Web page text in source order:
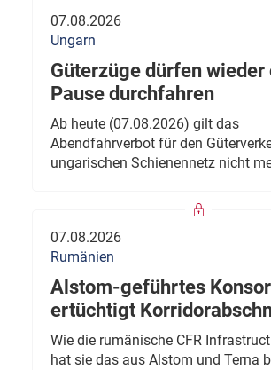
07.08.2026
Ungarn
Güterzüge dürfen wieder
Pause durchfahren
Ab heute (07.08.2026) gilt das
Abendfahrverbot für den
ungarischen Schienennetz nicht
07.08.2026
Rumänien
Alstom-geführtes
ertüchtigt
Wie die rumänische CFR
hat sie das aus Alstom und Terna